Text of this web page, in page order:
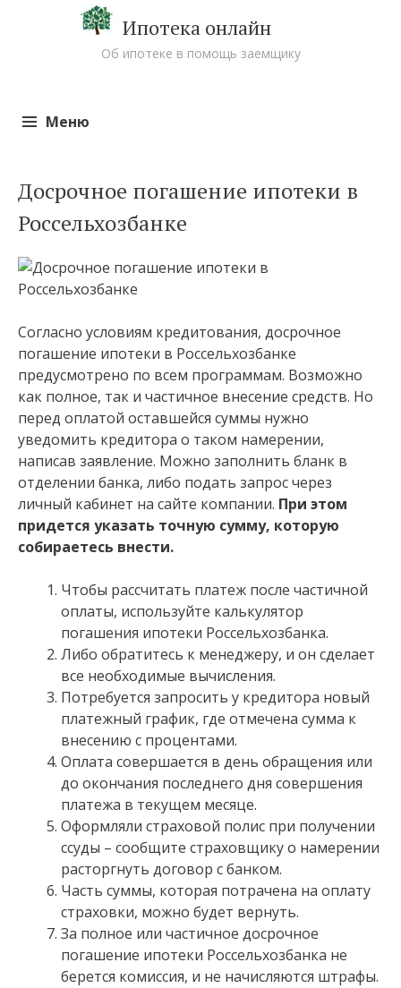
Ипотека онлайн
Об ипотеке в помощь заемщику
Меню
Досрочное погашение ипотеки в
Россельхозбанке
Согласно условиям кредитования, досрочное
погашение ипотеки в Россельхозбанке
предусмотрено по всем программам. Возможно
как полное, так и частичное внесение средств. Но
перед оплатой оставшейся суммы нужно
уведомить кредитора о таком намерении,
написав заявление. Можно заполнить бланк в
отделении банка, либо подать запрос через
личный кабинет на сайте компании. При этом
придется указать точную сумму, которую
собираетесь внести.
Чтобы рассчитать платеж после частичной
оплаты, используйте калькулятор
погашения ипотеки Россельхозбанка.
Либо обратитесь к менеджеру, и он сделает
все необходимые вычисления.
Потребуется запросить у кредитора новый
платежный график, где отмечена сумма к
внесению с процентами.
Оплата совершается в день обращения или
до окончания последнего дня совершения
платежа в текущем месяце.
Оформляли страховой полис при получении
ссуды – сообщите страховщику о намерении
расторгнуть договор с банком.
Часть суммы, которая потрачена на оплату
страховки, можно будет вернуть.
За полное или частичное досрочное
погашение ипотеки Россельхозбанка не
берется комиссия, и не начисляются штрафы.